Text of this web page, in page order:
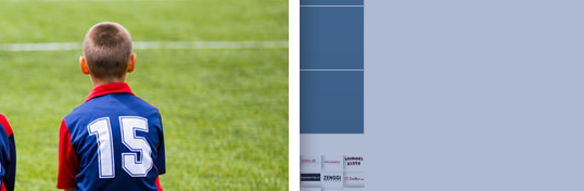
FACEBOOK-BUTTON
Facebook mit Klubkasse verlinken
ADD-ON
Keinen Einkauf mehr verpassen!